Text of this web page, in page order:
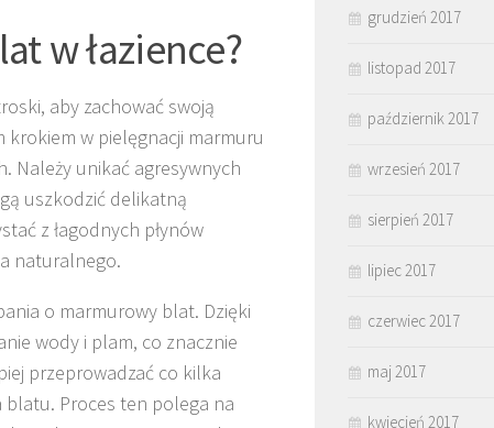
w łazience?
aby zachować swoją
krokiem w pielęgnacji marmuru
Należy unikać agresywnych
uszkodzić delikatną
z łagodnych płynów
naturalnego.
o marmurowy blat. Dzięki
wody i plam, co znacznie
przeprowadzać co kilka
blatu. Proces ten polega na
grudzień 2017
listopad 2017
październik 2017
wrzesień 2017
sierpień 2017
lipiec 2017
czerwiec 2017
maj 2017
kwiecień 2017